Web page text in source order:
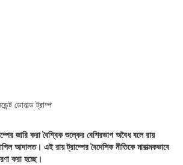
ডোনাল্ড ট্রাম্প
জারি করা বৈশ্বিক শুল্কের বেশিরভাগ অবৈধ বলে রায়
আদালত। এই রায় ট্রাম্পের বৈদেশিক নীতিকে মারাত্মকভাবে
করা হচ্ছে।